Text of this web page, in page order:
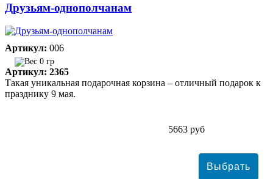
Друзьям-однополчанам
Артикул: 006
0 гр
Артикул: 2365
Такая уникальная подарочная корзина – отличный подарок к
празднику 9 мая.
5663 руб